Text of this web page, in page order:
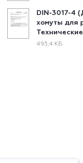
DIN-3017-4
хомуты для
493,4 КБ